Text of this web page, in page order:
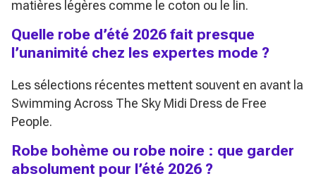
matières légères comme le coton ou le lin.
Quelle robe d’été 2026 fait presque
l’unanimité chez les expertes mode ?
Les sélections récentes mettent souvent en avant la
Swimming Across The Sky Midi Dress de Free
People.
Robe bohème ou robe noire : que garder
absolument pour l’été 2026 ?